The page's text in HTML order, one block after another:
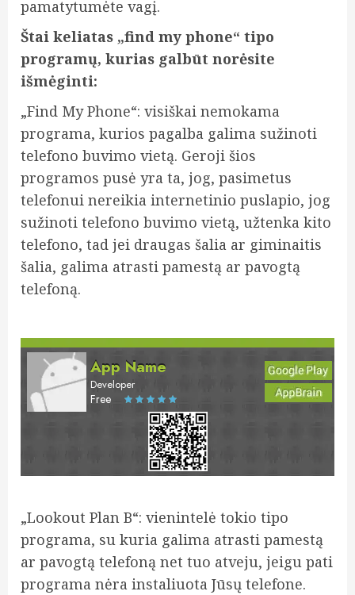
pamatytumėte vagį.
Štai keliatas „find my phone“ tipo
programų, kurias galbūt norėsite
išmėginti:
„Find My Phone“: visiškai nemokama
programa, kurios pagalba galima sužinoti
telefono buvimo vietą. Geroji šios
programos pusė yra ta, jog, pasimetus
telefonui nereikia internetinio puslapio, jog
sužinoti telefono buvimo vietą, užtenka kito
telefono, tad jei draugas šalia ar giminaitis
šalia, galima atrasti pamestą ar pavogtą
telefoną.
App Name
Developer
Free
„Lookout Plan B“: vienintelė tokio tipo
programa, su kuria galima atrasti pamestą
ar pavogtą telefoną net tuo atveju, jeigu pati
programa nėra instaliuota Jūsų telefone.